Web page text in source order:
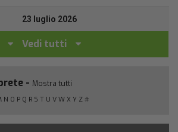
23 luglio 2026
Vedi tutti
- Mostra tutti
N O P Q R S T U V W X Y Z #